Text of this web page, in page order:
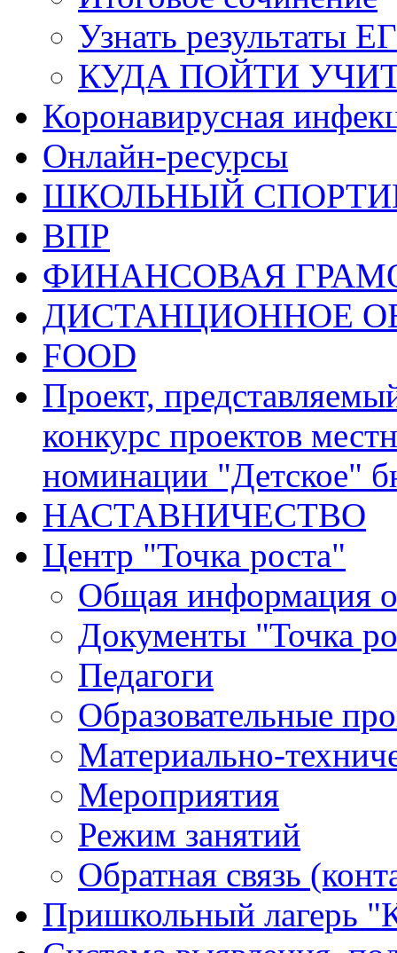
Узнать результаты
КУДА ПОЙТИ
Коронавирусная
Онлайн-ресурсы
ШКОЛЬНЫЙ
ВПР
ФИНАНСОВАЯ
ДИСТАНЦИОННОЕ
FOOD
Проект,
конкурс проектов
номинации "Детское"
НАСТАВНИЧЕСТВО
Центр "Точка роста"
Общая информация о
Документы "Точка
Педагоги
Образовательные
Материально-
Мероприятия
Режим занятий
Обратная связь
Пришкольный лагерь